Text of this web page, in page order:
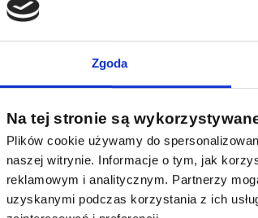
Zgoda
Na tej stronie są
Plików cookie używamy do
naszej witrynie. Informacje o tym, jak
reklamowym i analitycznym. Partnerzy
uzyskanymi podczas korzystania z ich
Złącze Harting
Witam.Szukam rozwiązania z